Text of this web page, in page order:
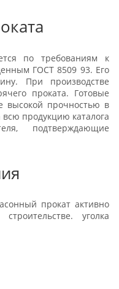
по требованиям к
ГОСТ 8509 93. Его
При производстве
проката. Готовые
высокой прочностью в
продукцию каталога
подтверждающие
прокат активно
уголка